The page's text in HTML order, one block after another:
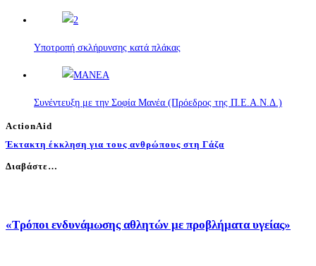
Υποτροπή σκλήρυνσης κατά πλάκας
Συνέντευξη με την Σοφία Μανέα (Πρόεδρος της Π.Ε.Α.Ν.Δ.)
ActionAid
Έκτακτη έκκληση για τους ανθρώπους στη Γάζα
Διαβάστε…
«Τρόποι ενδυνάμωσης αθλητών με προβλήματα υγείας»